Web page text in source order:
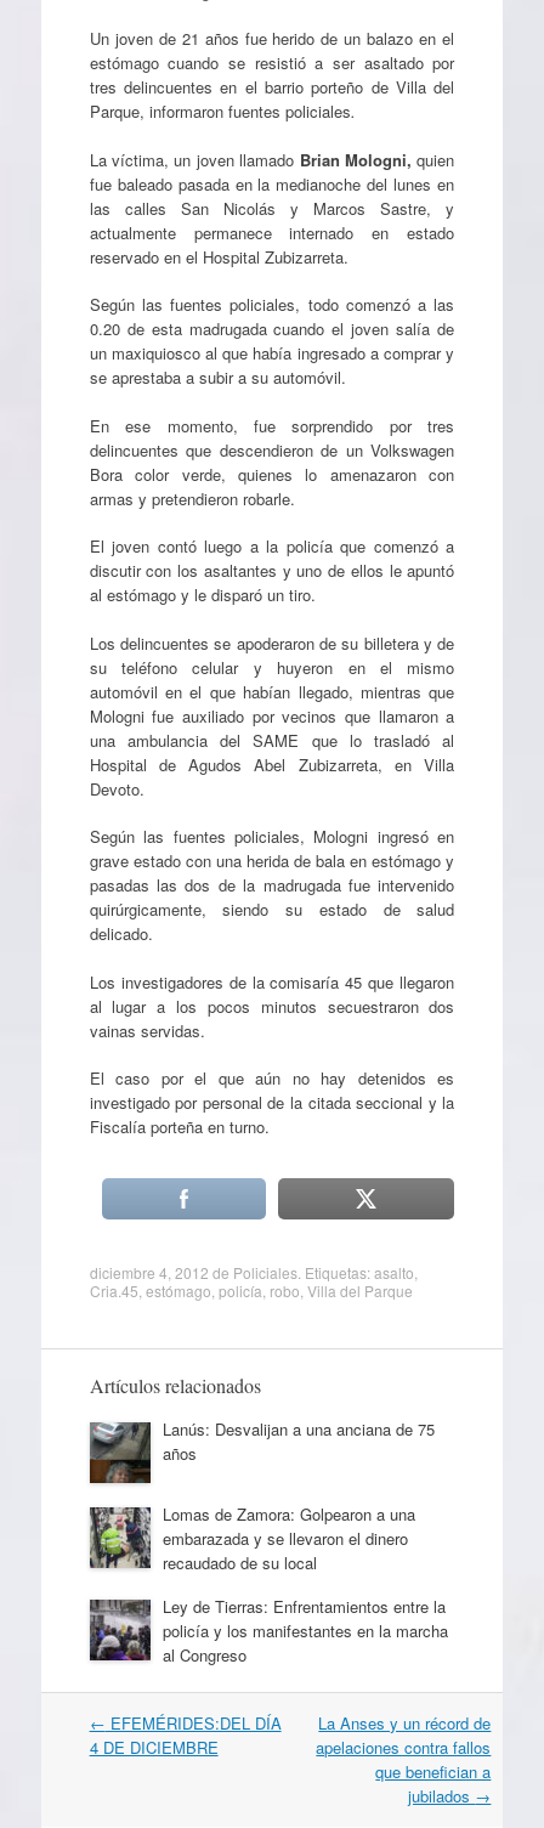
Un joven de 21 años fue herido de un balazo en el
estómago cuando se resistió a ser asaltado por
tres delincuentes en el barrio porteño de Villa del
Parque, informaron fuentes policiales.
La víctima, un joven llamado Brian Mologni, quien
fue baleado pasada en la medianoche del lunes en
las calles San Nicolás y Marcos Sastre, y
actualmente permanece internado en estado
reservado en el Hospital Zubizarreta.
Según las fuentes policiales, todo comenzó a las
0.20 de esta madrugada cuando el joven salía de
un maxiquiosco al que había ingresado a comprar y
se aprestaba a subir a su automóvil.
En ese momento, fue sorprendido por tres
delincuentes que descendieron de un Volkswagen
Bora color verde, quienes lo amenazaron con
armas y pretendieron robarle.
El joven contó luego a la policía que comenzó a
discutir con los asaltantes y uno de ellos le apuntó
al estómago y le disparó un tiro.
Los delincuentes se apoderaron de su billetera y de
su teléfono celular y huyeron en el mismo
automóvil en el que habían llegado, mientras que
Mologni fue auxiliado por vecinos que llamaron a
una ambulancia del SAME que lo trasladó al
Hospital de Agudos Abel Zubizarreta, en Villa
Devoto.
Según las fuentes policiales, Mologni ingresó en
grave estado con una herida de bala en estómago y
pasadas las dos de la madrugada fue intervenido
quirúrgicamente, siendo su estado de salud
delicado.
Los investigadores de la comisaría 45 que llegaron
al lugar a los pocos minutos secuestraron dos
vainas servidas.
El caso por el que aún no hay detenidos es
investigado por personal de la citada seccional y la
Fiscalía porteña en turno.
diciembre 4, 2012 de Policiales. Etiquetas:asalto
Cria.45 estómago policía robo Villa del Parque
Artículos relacionados
Lanús: Desvalijan a una anciana de 75
años
Lomas de Zamora: Golpearon a una
embarazada y se llevaron el dinero
recaudado de su local
Ley de Tierras: Enfrentamientos entre la
policía y los manifestantes en la marcha
al Congreso
Navegación
por
← EFEMÉRIDES:DEL DÍA
4 DE DICIEMBRE
La Anses y un récord de
apelaciones contra fallos
que benefician a
jubilados →